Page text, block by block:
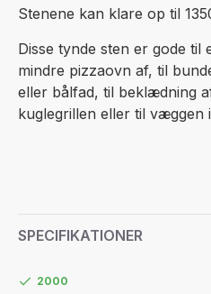
Stenene kan klare op til
Disse tynde sten er gode til
mindre pizzaovn af, til
eller bålfad, til beklædning
kuglegrillen eller til væggen
SPECIFIKATIONER
2000